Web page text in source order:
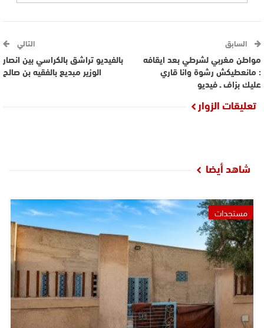
السابق
مواطن مغربي لشرطي بعد ايقافه
: مانعطيكش رشوة وانا قاري
عليك بزاف ـ فيديو
التالي
بالفيديو تراشق بالكراسي بين انصار
الوزير مبديع بالفقيه بن صالح
تعليقات الزوار
شاهد أيضا
مستجدات